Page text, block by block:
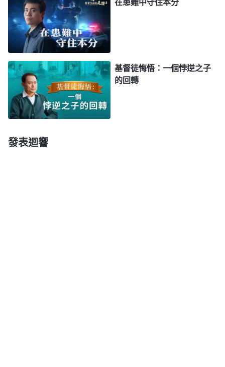
别的劃分。他的靈來了可以隨便穿上一個肉身，這個
肉身就可以代表他，不管性别是男是女，都可以代表
神，只要是他道成的肉身。假如耶穌來了以一個女性
的身份出現，就是説，當時聖靈感孕如果是個女嬰，
不是個男嬰，也照樣完成那步工作。若是那樣，現在
這步工作就得换一個男性來作了，也同樣完成工作，
哪步作的都有意義，兩步工作不重複但又不矛盾。
《話・卷一 神的顯現與作工・兩次的道成肉身完全了道成
肉身的意義》
把神定為神是男性，是男人的神，從來不認為是女人
在患難中守住本分
基督徒悔悟：一個悖逆之子
的回轉
發表迴響